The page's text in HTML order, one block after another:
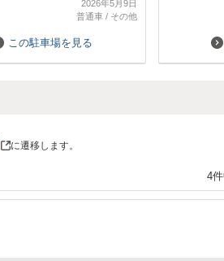
2026年5月9日
普通車/ その他
この駐車場を見る
しました
優しいと
に遷移します。
4